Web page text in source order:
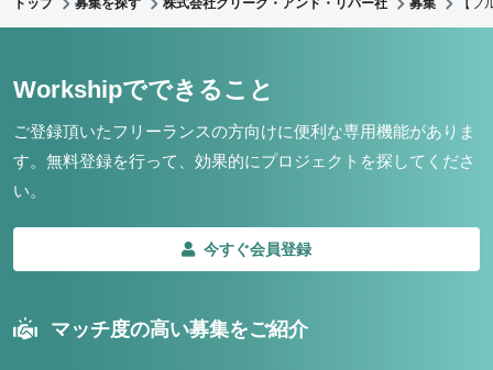
トップ 募集を探す 株式会社クリーク・アンド・リバー社 募集 【
Workshipでできること
ご登録頂いたフリーランスの方向けに便利な専用機能がありま
す。 無料登録を行って、効果的にプロジェクトを探してくださ
い。
今すぐ会員登録
マッチ度の高い募集をご紹介